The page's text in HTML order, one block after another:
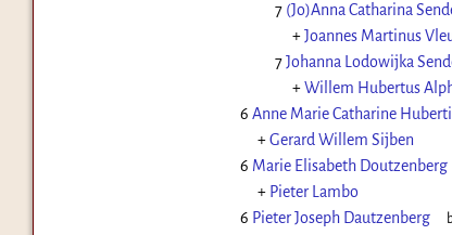
7 (Jo)Anna Catharina
+Joannes Martinus
7Johanna Lodowijka
+Willem Hubertus
6 Anne Marie Catharine
+Gerard Willem Sijben
6 Marie Elisabeth Doutzenberg
+ Pieter Lambo
6 Pieter Joseph Dautzenberg